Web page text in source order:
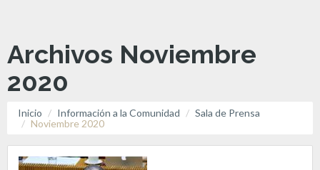
Archivos Noviembre
2020
Inicio Información a la Comunidad
Sala de Prensa
Noviembre 2020